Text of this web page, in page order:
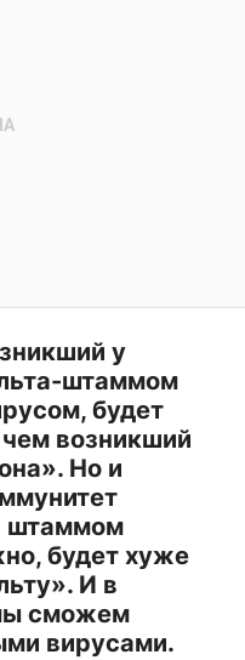
у
штаммом
будет
возникший
Но и
штаммом
будет хуже
И в
сможем
вирусами.